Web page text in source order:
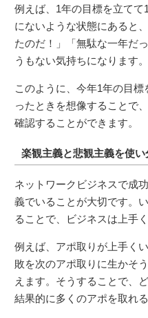
例えば、1年の目標を立てて
にないような状態にあると
たのだ！」「無駄な一年だ
うもない気持ちになります。
このように、今年1年の目
ったときを想像することで
確認することができます。
楽観主義と悲観主義を使い
ネットワークビジネスで成
義でいることが大切です。
ることで、ビジネスは上手
例えば、アポ取りが上手く
敗を次のアポ取りに生かそ
えます。そうすることで、
結果的に多くのアポを取れ